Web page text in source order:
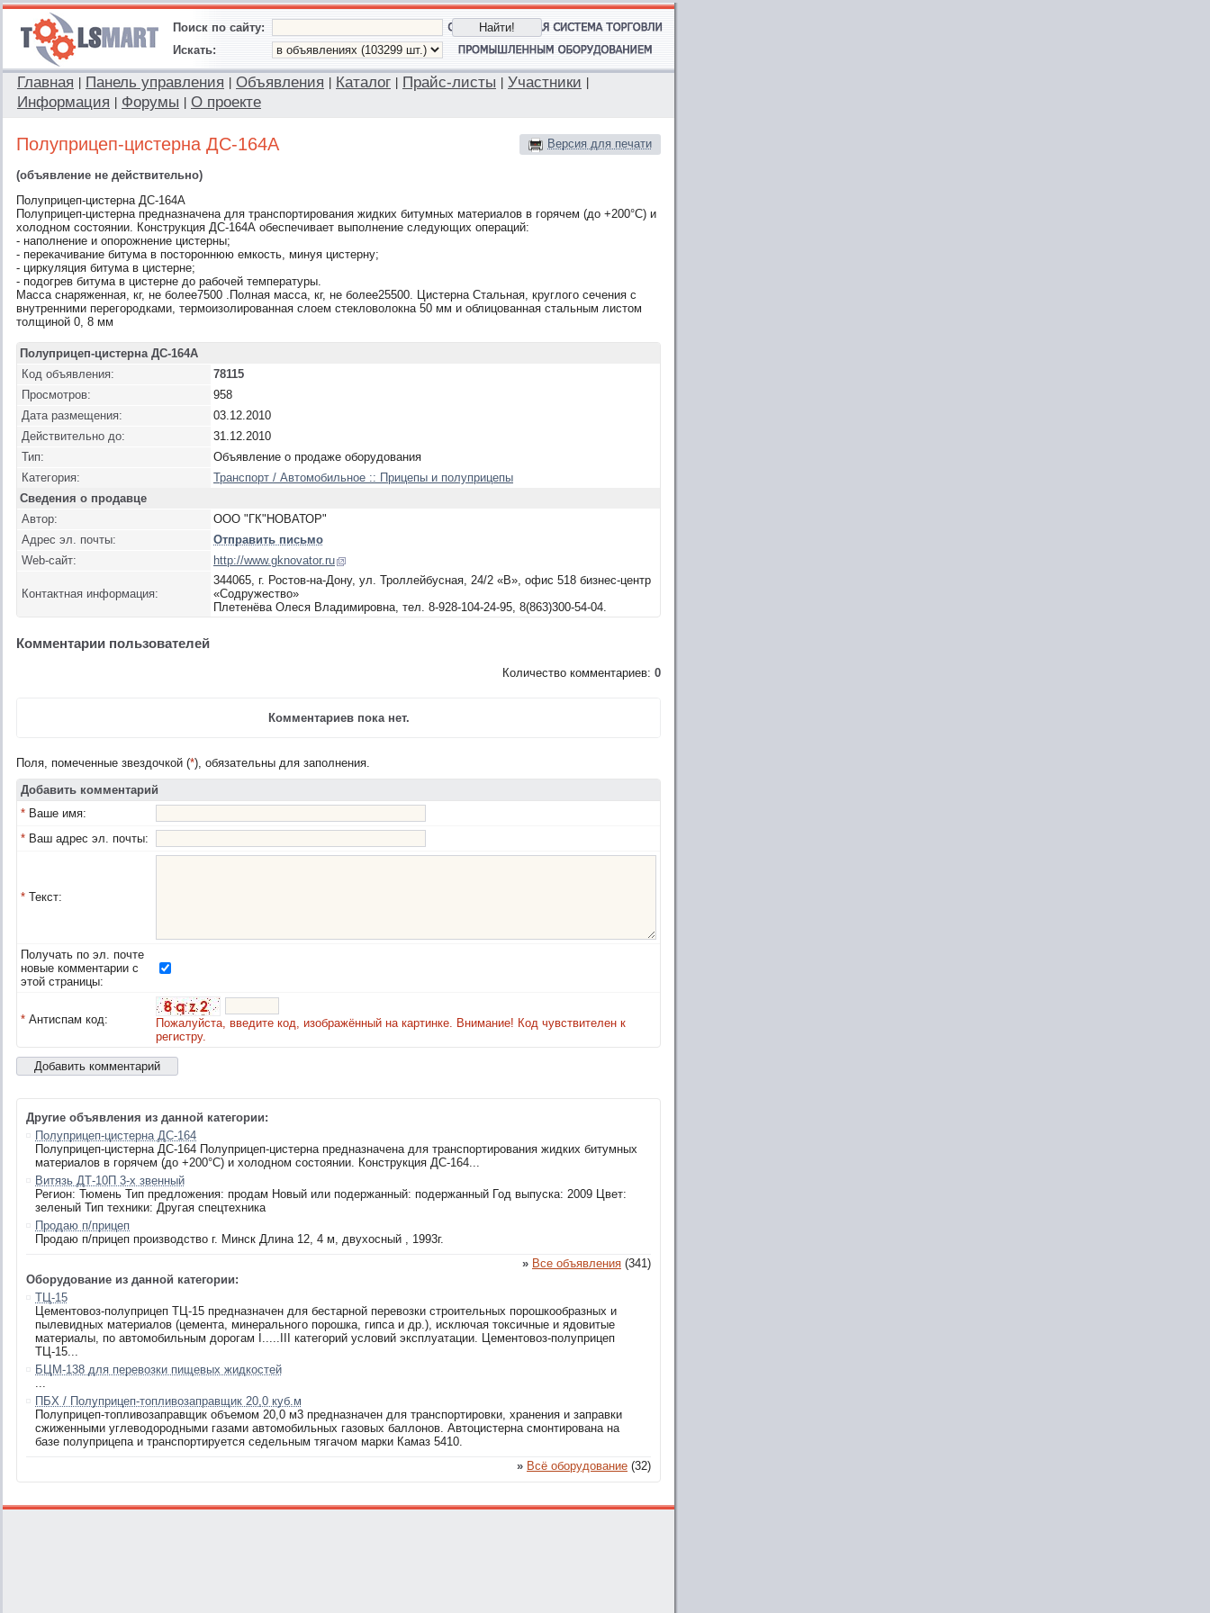
Поиск по сайту:
Искать:
Главная Панель управления Объявления Каталог Прайс-листы Участники
Информация Форумы О проекте
Версия для печати
Полуприцеп-цистерна ДС-164А
(объявление не действительно)
Полуприцеп-цистерна ДС-164А
Полуприцеп-цистерна предназначена для транспортирования жидких битумных материалов в горячем (до +200°С) и
холодном состоянии. Конструкция ДС-164А обеспечивает выполнение следующих операций:
- наполнение и опорожнение цистерны;
- перекачивание битума в постороннюю емкость, минуя цистерну;
- циркуляция битума в цистерне;
- подогрев битума в цистерне до рабочей температуры.
Масса снаряженная, кг, не более7500 .Полная масса, кг, не более25500. Цистерна Стальная, круглого сечения с
внутренними перегородками, термоизолированная слоем стекловолокна 50 мм и облицованная стальным листом
толщиной 0, 8 мм
Полуприцеп-цистерна ДС-164А
Код объявления:
78115
Просмотров:
958
Дата размещения:
03.12.2010
Действительно до:
31.12.2010
Тип:
Объявление о продаже оборудования
Категория:
Транспорт / Автомобильное :: Прицепы и полуприцепы
Сведения о продавце
Автор:
ООО "ГК"НОВАТОР"
Адрес эл. почты:
Отправить письмо
Web-сайт:
http://www.gknovator.ru
Контактная информация:
344065, г. Ростов-на-Дону, ул. Троллейбусная, 24/2 «В», офис 518 бизнес-центр
«Содружество»
Плетенёва Олеся Владимировна, тел. 8-928-104-24-95, 8(863)300-54-04.
Комментарии пользователей
Количество комментариев: 0
Комментариев пока нет.
Поля, помеченные звездочкой (*), обязательны для заполнения.
Добавить комментарий
* Ваше имя:
* Ваш адрес эл. почты:
* Текст:
Получать по эл. почте
новые комментарии с
этой страницы:
* Антиспам код:
Пожалуйста, введите код, изображённый на картинке. Внимание! Код чувствителен к
регистру.
Другие объявления из данной категории:
Полуприцеп-цистерна ДС-164
Полуприцеп-цистерна ДС-164 Полуприцеп-цистерна предназначена для транспортирования жидких битумных
материалов в горячем (до +200°С) и холодном состоянии. Конструкция ДС-164...
Витязь ДТ-10П 3-х звенный
Регион: Тюмень Тип предложения: продам Новый или подержанный: подержанный Год выпуска: 2009 Цвет:
зеленый Тип техники: Другая спецтехника
Продаю п/прицеп
Продаю п/прицеп производство г. Минск Длина 12, 4 м, двухосный , 1993г.
» Все объявления (341)
Оборудование из данной категории:
ТЦ-15
Цементовоз-полуприцеп ТЦ-15 предназначен для бестарной перевозки строительных порошкообразных и
пылевидных материалов (цемента, минерального порошка, гипса и др.), исключая токсичные и ядовитые
материалы, по автомобильным дорогам I.....III категорий условий эксплуатации. Цементовоз-полуприцеп
ТЦ-15...
БЦМ-138 для перевозки пищевых жидкостей
...
ПБХ / Полуприцеп-топливозаправщик 20,0 куб.м
Полуприцеп-топливозаправщик объемом 20,0 м3 предназначен для транспортировки, хранения и заправки
сжиженными углеводородными газами автомобильных газовых баллонов. Автоцистерна смонтирована на
базе полуприцепа и транспортируется седельным тягачом марки Камаз 5410.
» Всё оборудование (32)